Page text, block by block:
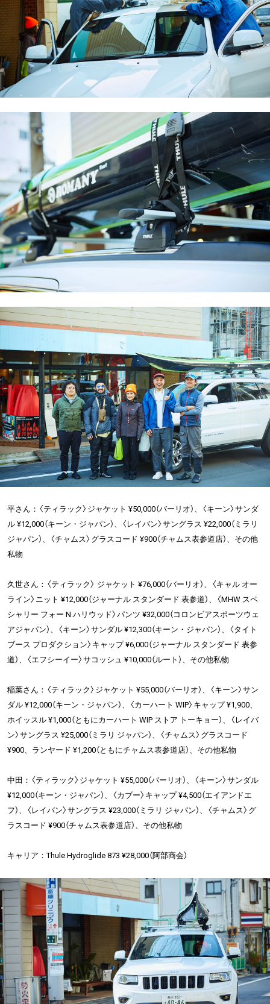
平さん：〈ティラック〉ジャケット ¥50,000（バーリオ）、〈キーン〉サンダ
ル ¥12,000（キーン・ジャパン）、〈レイバン〉サングラス ¥22,000（ミラリ
ジャパン）、〈チャムス〉グラスコード ¥900（チャムス表参道店）、その他
私物
久世さん：〈ティラック〉 ジャケット ¥76,000（バーリオ）、〈キャル オー
ライン〉ニット ¥12,000（ジャーナル スタンダード 表参道）、〈MHW スペ
シャリー フォー N.ハリウッド〉パンツ ¥32,000（コロンビアスポーツウェ
アジャパン）、〈キーン〉サンダル ¥12,300（キーン・ジャパン）、〈タイト
ブース プロダクション〉キャップ ¥6,000（ジャーナル スタンダード 表参
道）、〈エフシーイー〉サコッシュ ¥10,000（ルート）、その他私物
稲葉さん：〈ティラック〉ジャケット ¥55,000（バーリオ）、〈キーン〉サン
ダル ¥12,000（キーン・ジャパン）、〈カーハート WIP〉キャップ ¥1,900、
ホイッスル ¥1,000（ともにカーハート WIP ストア トーキョー）、〈レイバ
ン〉サングラス ¥25,000（ミラリ ジャパン）、〈チャムス〉グラスコード
¥900、ランヤード ¥1,200（ともにチャムス表参道店）、その他私物
中田：〈ティラック〉ジャケット ¥55,000（バーリオ）、〈キーン〉サンダル
¥12,000（キーン・ジャパン）、〈カブー〉キャップ ¥4,500（エイアンドエ
フ）、〈レイバン〉サングラス ¥23,000（ミラリ ジャパン）、〈チャムス〉グ
ラスコード ¥900（チャムス表参道店）、その他私物
キャリア：Thule Hydroglide 873 ¥28,000（阿部商会）